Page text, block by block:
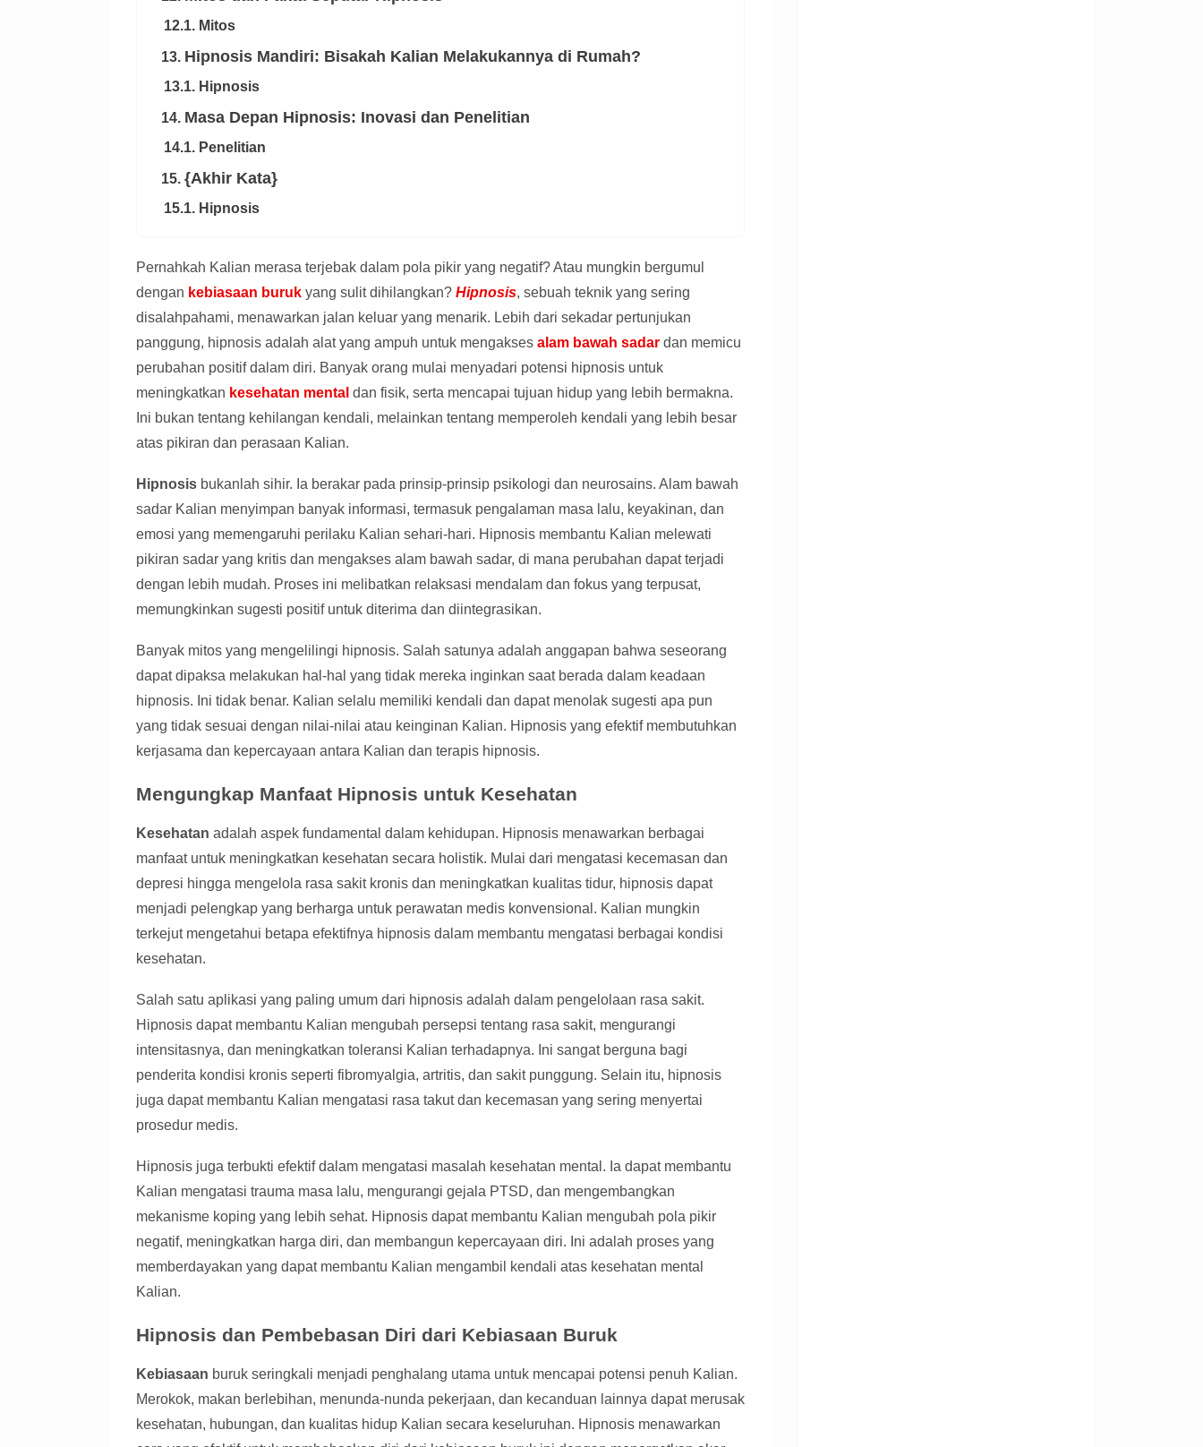
12.1. Mitos
13. Hipnosis Mandiri: Bisakah Kalian Melakukannya di Rumah?
13.1. Hipnosis
14. Masa Depan Hipnosis: Inovasi dan Penelitian
14.1. Penelitian
15. {Akhir Kata}
15.1. Hipnosis
Pernahkah Kalian merasa terjebak dalam pola pikir yang negatif? Atau mungkin bergumul
dengan kebiasaan buruk yang sulit dihilangkan? Hipnosis, sebuah teknik yang sering
disalahpahami, menawarkan jalan keluar yang menarik. Lebih dari sekadar pertunjukan
panggung, hipnosis adalah alat yang ampuh untuk mengakses alam bawah sadar dan memicu
perubahan positif dalam diri. Banyak orang mulai menyadari potensi hipnosis untuk
meningkatkan kesehatan mental dan fisik, serta mencapai tujuan hidup yang lebih bermakna.
Ini bukan tentang kehilangan kendali, melainkan tentang memperoleh kendali yang lebih besar
atas pikiran dan perasaan Kalian.
Hipnosis bukanlah sihir. Ia berakar pada prinsip-prinsip psikologi dan neurosains. Alam bawah
sadar Kalian menyimpan banyak informasi, termasuk pengalaman masa lalu, keyakinan, dan
emosi yang memengaruhi perilaku Kalian sehari-hari. Hipnosis membantu Kalian melewati
pikiran sadar yang kritis dan mengakses alam bawah sadar, di mana perubahan dapat terjadi
dengan lebih mudah. Proses ini melibatkan relaksasi mendalam dan fokus yang terpusat,
memungkinkan sugesti positif untuk diterima dan diintegrasikan.
Banyak mitos yang mengelilingi hipnosis. Salah satunya adalah anggapan bahwa seseorang
dapat dipaksa melakukan hal-hal yang tidak mereka inginkan saat berada dalam keadaan
hipnosis. Ini tidak benar. Kalian selalu memiliki kendali dan dapat menolak sugesti apa pun
yang tidak sesuai dengan nilai-nilai atau keinginan Kalian. Hipnosis yang efektif membutuhkan
kerjasama dan kepercayaan antara Kalian dan terapis hipnosis.
Mengungkap Manfaat Hipnosis untuk Kesehatan
Kesehatan adalah aspek fundamental dalam kehidupan. Hipnosis menawarkan berbagai
manfaat untuk meningkatkan kesehatan secara holistik. Mulai dari mengatasi kecemasan dan
depresi hingga mengelola rasa sakit kronis dan meningkatkan kualitas tidur, hipnosis dapat
menjadi pelengkap yang berharga untuk perawatan medis konvensional. Kalian mungkin
terkejut mengetahui betapa efektifnya hipnosis dalam membantu mengatasi berbagai kondisi
kesehatan.
Salah satu aplikasi yang paling umum dari hipnosis adalah dalam pengelolaan rasa sakit.
Hipnosis dapat membantu Kalian mengubah persepsi tentang rasa sakit, mengurangi
intensitasnya, dan meningkatkan toleransi Kalian terhadapnya. Ini sangat berguna bagi
penderita kondisi kronis seperti fibromyalgia, artritis, dan sakit punggung. Selain itu, hipnosis
juga dapat membantu Kalian mengatasi rasa takut dan kecemasan yang sering menyertai
prosedur medis.
Hipnosis juga terbukti efektif dalam mengatasi masalah kesehatan mental. Ia dapat membantu
Kalian mengatasi trauma masa lalu, mengurangi gejala PTSD, dan mengembangkan
mekanisme koping yang lebih sehat. Hipnosis dapat membantu Kalian mengubah pola pikir
negatif, meningkatkan harga diri, dan membangun kepercayaan diri. Ini adalah proses yang
memberdayakan yang dapat membantu Kalian mengambil kendali atas kesehatan mental
Kalian.
Hipnosis dan Pembebasan Diri dari Kebiasaan Buruk
Kebiasaan buruk seringkali menjadi penghalang utama untuk mencapai potensi penuh Kalian.
Merokok, makan berlebihan, menunda-nunda pekerjaan, dan kecanduan lainnya dapat merusak
kesehatan, hubungan, dan kualitas hidup Kalian secara keseluruhan. Hipnosis menawarkan